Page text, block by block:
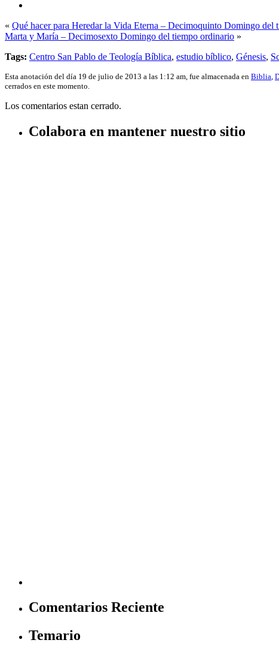
« Qué hacer para Heredar la Vida Eterna – Decimoquinto Domingo del
Marta y María – Decimosexto Domingo del tiempo ordinario »
Tags: Centro San Pablo de Teología Bíblica, estudio bíblico, Génesis,
Esta anotación del día 19 de julio de 2013 a las 1:12 am, fue almacenada en Biblia
cerrados en este momento.
Los comentarios estan cerrado.
Colabora en mantener nuestro sitio
Comentarios Reciente
Temario